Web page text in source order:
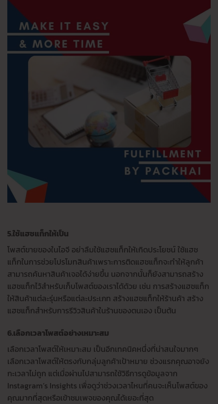
5.ใช้แฮชแท็กให้เป็น
โพสต์ขายของในไอจี อย่าลืมใช้แฮชแท็กให้เกิดประโยชน์ ใช้แฮช
แท็กในการช่วยโปรโมทสินค้าเพราะการติดแฮชแท็กจะทำให้ลูกค้า
สามารถค้นหาสินค้าเจอได้ง่ายขึ้น นอกจากนั้นก็ยังสามารถสร้าง
แฮชแท็กไว้สำหรับเก็บโพสต์ของเราได้ด้วย เช่น การสร้างแฮชแท็ก
ให้สินค้าแต่ละรุ่นหรือแต่ละประเภท สร้างแฮชแท็กให้ร้านค้า สร้าง
แฮชแท็กสำหรับการรีวิวสินค้าในร้านของตนเอง เป็นต้น
6.เลือกเวลาโพสต์อย่างเหมาะสม
เลือกเวลาโพสต์ให้เหมาะสม เป็นอีกเทคนิคหนึ่งที่น่าสนใจมากๆ
เลือกเวลาโพสต์ให้ตรงกับกลุ่มลูกค้าเป้าหมาย ช่วงแรกคุณอาจยัง
กะเวลาไม่ถูก แต่เมื่อผ่านไปสามารถใช้วิธีการดูข้อมูลจาก
Instagram’s Insights เพื่อดูว่าช่วงเวลาไหนที่คนจะเห็นโพสต์ของ
คุณมากที่สุดหรือเข้าชมเพจของคุณได้เยอะที่สุด